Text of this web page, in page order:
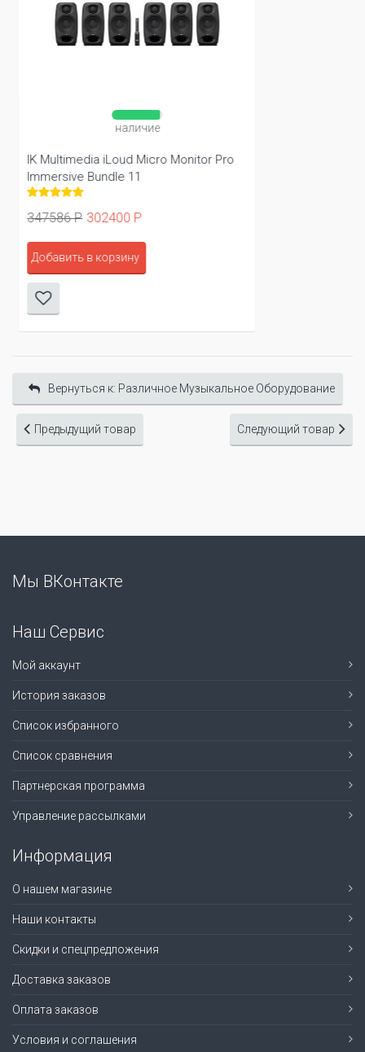
наличие
IK Multimedia iLoud Micro Monitor Pro
Immersive Bundle 11
347586 Р 302400 Р
Добавить в корзину
Вернуться к: Различное Музыкальное Оборудование
Предыдущий товар Следующий товар
Мы ВКонтакте
Наш Сервис
Мой аккаунт
История заказов
Список избранного
Список сравнения
Партнерская программа
Управление рассылками
Информация
О нашем магазине
Наши контакты
Скидки и спецпредложения
Доставка заказов
Оплата заказов
Условия и соглашения